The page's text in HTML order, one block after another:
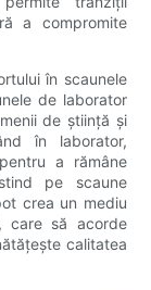
a compromite
în scaunele
de laborator
de știință și
în laborator,
a rămâne
pe scaune
crea un mediu
care să acorde
calitatea